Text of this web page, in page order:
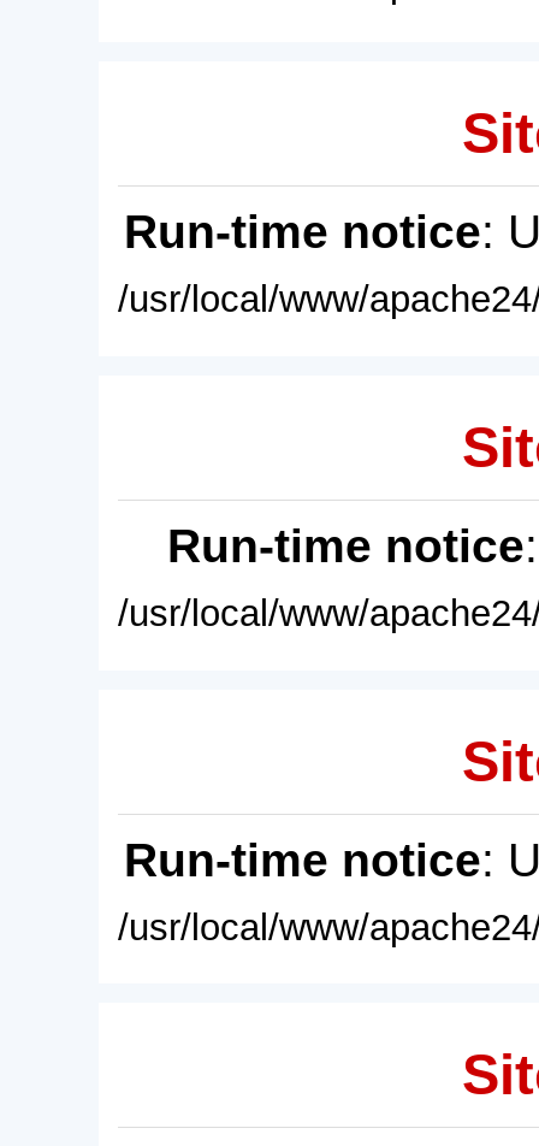
Run-time notice:
/usr/local/www/
Run-time notice
/usr/local/www/
Run-time notice:
/usr/local/www/